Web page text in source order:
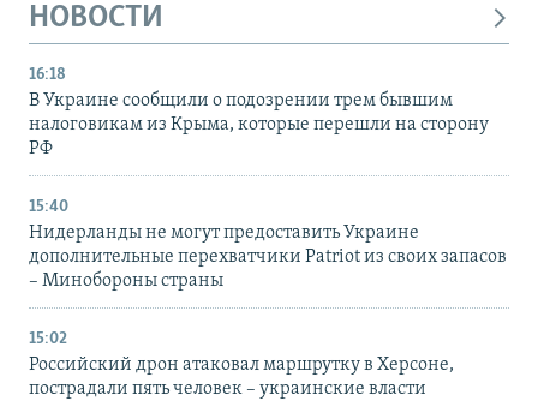
НОВОСТИ
16:18
В Украине сообщили о подозрении трем бывшим
налоговикам из Крыма, которые перешли на сторону
РФ
15:40
Нидерланды не могут предоставить Украине
дополнительные перехватчики Patriot из своих запасов
– Минобороны страны
15:02
Российский дрон атаковал маршрутку в Херсоне,
пострадали пять человек – украинские власти